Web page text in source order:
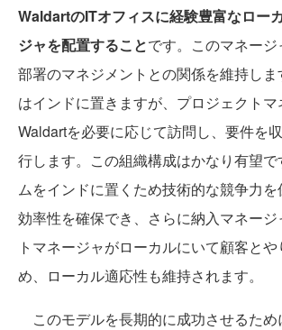
WaldartのITオフィスに経験豊富なロー
ジャを配置することです。このマネー
部署のマネジメントとの関係を維持し
はインドに置きますが、プロジェクト
Waldartを必要に応じて訪問し、要件を
行します。この組織構成はかなり有望
ムをインドに置くため技術的な競争力を
効率性を確保でき、さらに納入マネージ
トマネージャがローカルにいて顧客と
め、ローカル適応性も維持されます。
このモデルを長期的に成功させるため